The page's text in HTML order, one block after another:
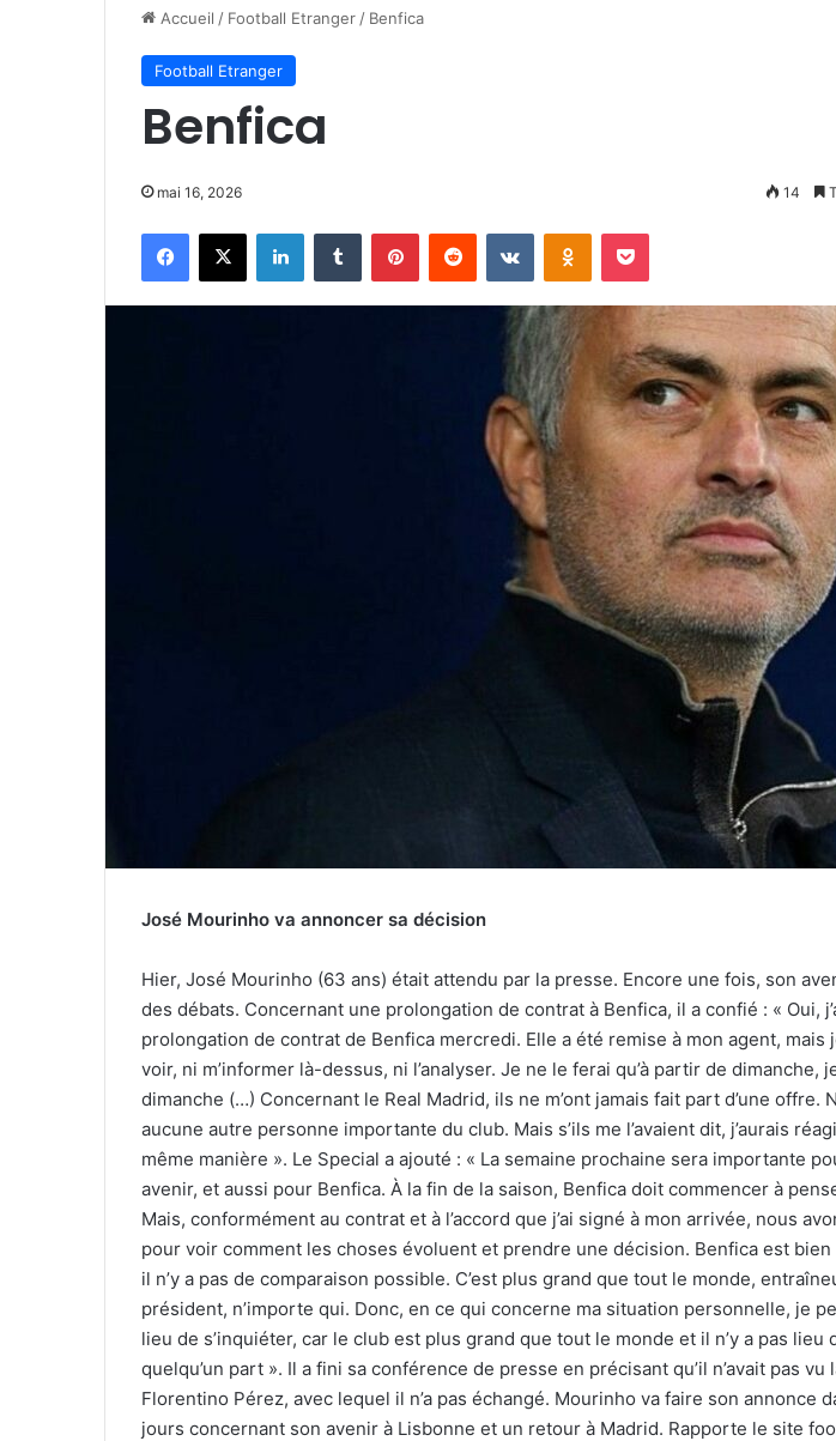
Accueil / Football Etranger / Benfica
Football Etranger
Benfica
mai 16, 2026 14
Facebook
X LinkedinTumblr PinterestReddit VKontakteOdnoklassniki
Pocket
José Mourinho va annoncer sa décision
Hier, José Mourinho (63 ans) était attendu par la presse. Encore une fois, son
des débats. Concernant une prolongation de contrat à Benfica, il a confié : « Oui,
prolongation de contrat de Benfica mercredi. Elle a été remise à mon agent, mais
voir, ni m’informer là-dessus, ni l’analyser. Je ne le ferai qu’à partir de dimanche,
dimanche (…) Concernant le Real Madrid, ils ne m’ont jamais fait part d’une offre.
aucune autre personne importante du club. Mais s’ils me l’avaient dit, j’aurais
même manière ». Le Special a ajouté : « La semaine prochaine sera importante
avenir, et aussi pour Benfica. À la fin de la saison, Benfica doit commencer à
Mais, conformément au contrat et à l’accord que j’ai signé à mon arrivée, nous
pour voir comment les choses évoluent et prendre une décision. Benfica est
il n’y a pas de comparaison possible. C’est plus grand que tout le monde,
président, n’importe qui. Donc, en ce qui concerne ma situation personnelle, je
lieu de s’inquiéter, car le club est plus grand que tout le monde et il n’y a pas lieu
quelqu’un part ». Il a fini sa conférence de presse en précisant qu’il n’avait pas vu
Florentino Pérez, avec lequel il n’a pas échangé. Mourinho va faire son annonce
jours concernant son avenir à Lisbonne et un retour à Madrid. Rapporte le site